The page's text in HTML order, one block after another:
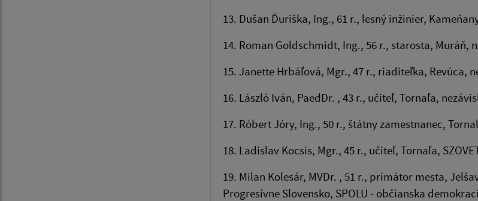
13. Dušan Ďuriška, Ing., 61 r., lesný inžinier,
14. Roman Goldschmidt, Ing., 56 r., starosta, Muráň,
15. Janette Hrbáľová, Mgr., 47 r., riaditeľka, Revúca,
16. László Iván, PaedDr. , 43 r., učiteľ, Tornaľa,
17. Róbert Jóry, Ing., 50 r., štátny zamestnanec,
18. Ladislav Kocsis, Mgr., 45 r., učiteľ, Tornaľa,
19. Milan Kolesár, MVDr. , 51 r., primátor mesta,
Progresívne Slovensko, SPOLU - občianska